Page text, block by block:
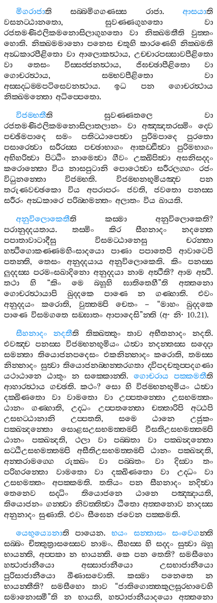
මිගරාජාති සබ‍්බමිගගණස‍්ස රාජා.ආසයාති
වසනට‍්ඨානතො, සුවණ‍්ණගුහතො
වා
රජතමණිඵලිකමනොසිලාගුහතො
වා නික‍්ඛමතීති
වුත‍්තං
හොති.නික‍්ඛමමානො පනෙස චතූහි කාරණෙහි නික‍්ඛමති
අන්‍ධකාරපීළිතො වා ආලොකත්‍ථාය, උච‍්චාරපස‍්සාවපීළිතො
වා
තෙසං විස‍්සජ‍්ජනත්‍ථාය, ජිඝච‍්ඡාපීළිතො
වා
ගොචරත්‍ථාය, සම‍්භවපීළිතො
වා
අස‍්සද‍්ධම‍්මපටිසෙවනත්‍ථාය.ඉධ පන
ගොචරත්‍ථාය
නික‍්ඛමන‍්තො අධිප‍්පෙතො.
විජම‍්භතීති සුවණ‍්ණතලෙ
වා
රජතමණිඵලිකමනොසිලාතලානං
වා අඤ‍්ඤතරස‍්මිං
ද‍්වෙ
පච‍්ඡිමපාදෙ
සමං පතිට‍්ඨාපෙත්‍වා පුරිමපාදෙ
පුරතො
පසාරෙත්‍වා
සරීරස‍්ස පච‍්ඡාභාගං ආකඩ‍්ඪිත්‍වා
පුරිමභාගං
අභිහරිත්‍වා
පිට‍්ඨිං නාමෙත්‍වා ගීවං උක‍්ඛිපිත්‍වා
අසනිසද‍්දං
කරොන‍්තො විය නාසපුටානි පොථෙත්‍වා සරීරලග‍්ගං රජං
විධුනන‍්තො
විජම‍්භති. විජම‍්භනභූමියඤ‍්ච
පන
තරුණවච‍්ඡකො
විය අපරාපරං ජවති, ජවතො
පනස‍්ස
සරීරං අන්‍ධකාරෙ පරිබ‍්භමන‍්තං අලාතං විය ඛායති.
අනුවිලොකෙතීති කස‍්මා අනුවිලොකෙති?
පරානුද‍්දයතාය. තස‍්මිං කිර සීහනාදං
නදන‍්තෙ
පපාතාවාටාදීසු
විසමට‍්ඨානෙසු
චරන‍්තා
හත්‍ථිගොකණ‍්ණමහිංසාදයො
පාණා පපාතෙපි
ආවාටෙපි
පතන‍්ති, තෙසං අනුද‍්දයාය අනුවිලොකෙති.කිං
පනස‍්ස
ලුද‍්දස‍්ස පරමංසඛාදිනො අනුද‍්දයා නාම අත්‍ථීති? ආම අත්‍ථි.
තථා
හි “කිං මෙ බහූහි ඝාතිතෙහී”ති
අත‍්තනො
ගොචරත්‍ථායාපි
ඛුද‍්දකෙ පාණෙ න ගණ‍්හාති.එවං
අනුද‍්දයං
කරොති, වුත‍්තම‍්පි චෙතං – “මාහං
ඛුද‍්දකෙ
පාණෙ විසමගතෙ සඞ‍්ඝාතං ආපාදෙසි”න‍්ති (අ· නි· 10.21).
සීහනාදං
නදතීති තික‍්ඛත‍්තුං තාව අභීතනාදං නදති.
එවඤ‍්ච පනස‍්ස විජම‍්භනභූමියං ඨත්‍වා නදන‍්තස‍්ස සද‍්දො
සමන‍්තා තියොජනපදෙසං එකනින‍්නාදං කරොති, තමස‍්ස
නින‍්නාදං සුත්‍වා තියොජනබ‍්භන‍්තරගතා ද‍්විපදචතුප‍්පදගණා
යථාඨානෙ
ඨාතුං න සක‍්කොන‍්ති.ගොචරාය පක‍්කමතීති
ආහාරත්‍ථාය ගච‍්ඡති.කථං?සො හි විජම‍්භනභූමියං ඨත්‍වා
දක‍්ඛිණතො
වා වාමතො වා උප‍්පතන‍්තො
උසභමත‍්තං
ඨානං
ගණ‍්හාති,උද‍්ධං උප‍්පතන‍්තො චත‍්තාරිපි
අට‍්ඨපි
උසභට‍්ඨානානි
උප‍්පතති, සමෙ ඨානෙ
උජුකං
පක‍්ඛන්‍දන‍්තො
සොළසඋසභමත‍්තම‍්පි
වීසතිඋසභමත‍්තම‍්පි
ඨානං
පක‍්ඛන්‍දති, ථලා වා පබ‍්බතා වා
පක‍්ඛන්‍දන‍්තො
සට‍්ඨිඋසභමත‍්තම‍්පි
අසීතිඋසභමත‍්තම‍්පි ඨානං පක‍්ඛන්‍දති,
අන‍්තරාමග‍්ගෙ
රුක‍්ඛං වා පබ‍්බතං වා දිස‍්වා
තං
පරිහරන‍්තො
වාමතො වා දක‍්ඛිණතො වා උද‍්ධං
වා
උසභමත‍්තං
අපක‍්කමති. තතියං පන සීහනාදං
නදිත්‍වා
තෙනෙව
සද‍්ධිං තියොජනෙ ඨානෙ පඤ‍්ඤායති,
තියොජනං ගන‍්ත්‍වා නිවත‍්තිත්‍වා ඨිතො අත‍්තනොව නාදස‍්ස
අනුනාදං සුණාති. එවං සීඝෙන ජවෙන පක‍්කමති.
යෙභුය්‍යෙනාති පායෙන.භයං සන‍්තාසං සංවෙගන‍්ති
සබ‍්බං චිත‍්තුත්‍රාසස‍්සෙව නාමං. සීහස‍්ස හි සද‍්දං සුත්‍වා බහූ
භායන‍්ති, අප‍්පකා න භායන‍්ති. කෙ පන තෙති?සමසීහො
හත්‍ථාජානීයො
අස‍්සාජානීයො
උසභාජානීයො
පුරිසාජානීයො
ඛීණාසවොති. කස‍්මා පනෙතෙ
න
භායන‍්තීති? සමසීහො තාව “ජාතිගොත‍්තකුලසූරභාවෙහි
සමානොස‍්මී”ති න භායති, හත්‍ථාජානීයාදයො
අත‍්තනො